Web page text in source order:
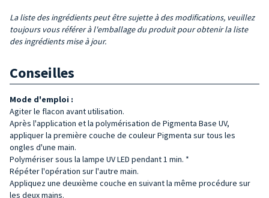
La liste des ingrédients peut être sujette à des modifications, veuillez
toujours vous référer à l'emballage du produit pour obtenir la liste
des ingrédients mise à jour.
Conseilles
Mode d'emploi :
Agiter le flacon avant utilisation.
Après l'application et la polymérisation de Pigmenta Base UV,
appliquer la première couche de couleur Pigmenta sur tous les
ongles d'une main.
Polymériser sous la lampe UV LED pendant 1 min. *
Répéter l'opération sur l'autre main.
Appliquez une deuxième couche en suivant la même procédure sur
les deux mains.